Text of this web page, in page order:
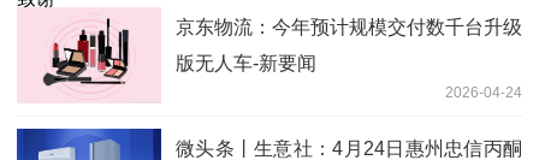
京东物流：今年预计规模交付数千台升级
版无人车-新要闻
2026-04-24
微头条丨生意社：4月24日惠州忠信丙酮